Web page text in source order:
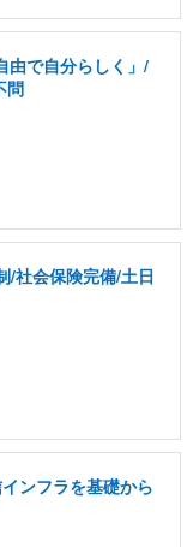
由で自分らしく」/
問
/社会保険完備/土日
ンフラを基礎から